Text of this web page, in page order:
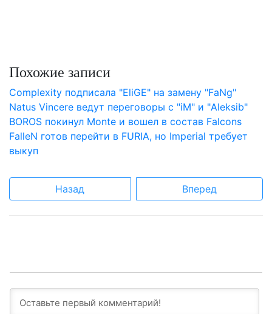
Похожие записи
Complexity подписала "EliGE" на замену "FaNg"
Natus Vincere ведут переговоры с "iM" и "Aleksib"
BOROS покинул Monte и вошел в состав Falcons
FalleN готов перейти в FURIA, но Imperial требует
выкуп
Назад Вперед